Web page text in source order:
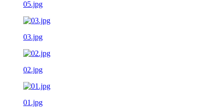
05.jpg
03.jpg
02.jpg
01.jpg